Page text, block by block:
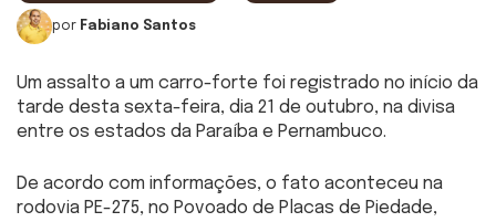
por Fabiano Santos
Um assalto a um carro-forte foi registrado no início da
tarde desta sexta-feira, dia 21 de outubro, na divisa
entre os estados da Paraíba e Pernambuco.
De acordo com informações, o fato aconteceu na
rodovia PE-275, no Povoado de Placas de Piedade,